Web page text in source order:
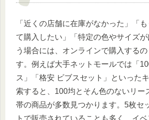
「近くの店舗に在庫がなかった」「
て購入したい」「特定の色やサイズ
う場合には、オンラインで購入する
す。例えば大手ネットモールでは「
ス」「格安 ビブスセット」といった
索すると、100均とそん色のないリー
帯の商品が多数見つかります。5枚セ